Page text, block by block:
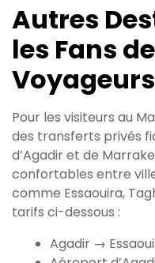
Autres
les Fans
Voyageurs
Pour les visiteurs au
des transferts privés
d’Agadir et de
confortables entre
comme Essaouira,
tarifs ci-dessous :
Agadir →